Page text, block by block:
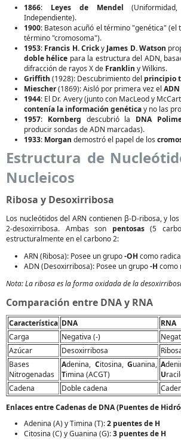
1866: Leyes de Mendel
Independiente).
1900: Bateson acuñó el término "genética" (el
término "cromosoma").
1953: Francis H. Cricky James D. Watson
doble hélice para la estructura del ADN,
difracción de rayos X de Franklin y Wilkins.
Griffith (1928): Descubrimiento del principio
Miescher(1869): Aisló por primera vez el ADN
1944: El Dr. Avery (junto con MacLeod y
contenía la información genéticay no las
1957: Kornberg descubrió la DNA
producir sondas de ADN marcadas).
1933: Morgan demostró el papel de los
Estructura de
Nucleicos
Ribosa y Desoxirribosa
Los nucleótidos del ARN contienen β-D-ribosa, y
2-desoxirribosa. Ambas son pentosas(5
estructuralmente en el carbono 2:
ARN (Ribosa): Posee un grupo-OH como
ADN (Desoxirribosa): Posee un grupo-H como
Nota: La ribosa es la forma oxidada de la
Comparación entre DNA y RNA
Característica DNA
RNA
Carga
Negativa (-)
Azúcar
Desoxirribosa
Bases
Nitrogenadas
Adenina, Citosina, Guanina,
Timina (ACGT)
A
U
Cadena
Doble cadena
Enlaces entre Cadenas de DNA (Puentes de
Adenina (A) y Timina (T):2 puentes de H
Citosina (C) y Guanina (G):3 puentes de H